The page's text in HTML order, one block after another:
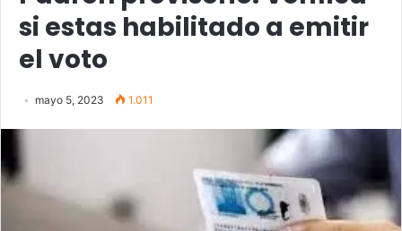
si estas habilitado a emitir
el voto
mayo 5, 2023 1.011